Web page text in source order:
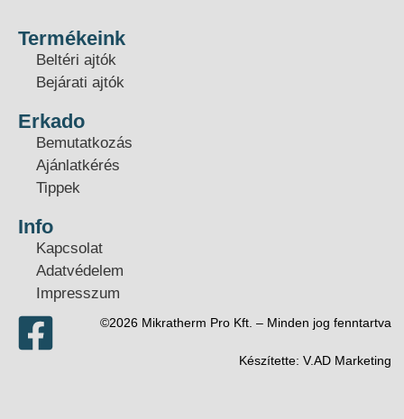
Termékeink
Beltéri ajtók
Bejárati ajtók
Erkado
Bemutatkozás
Ajánlatkérés
Tippek
Info
Kapcsolat
Adatvédelem
Impresszum
©2026 Mikratherm Pro Kft. – Minden jog fenntartva​
Készítette: V.AD Marketing